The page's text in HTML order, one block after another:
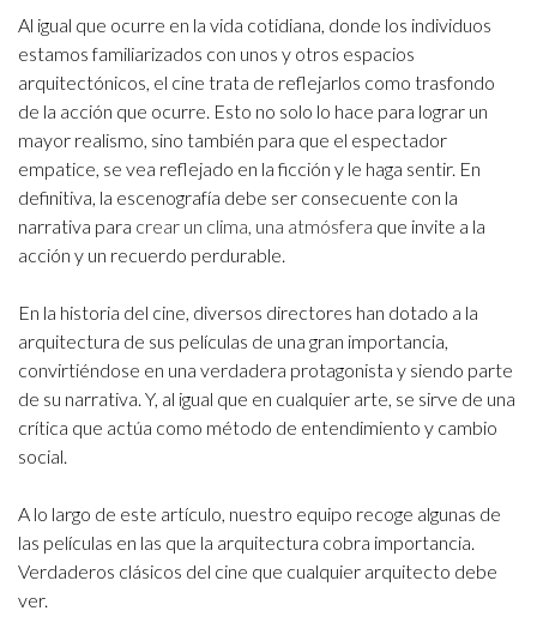
Al igual que ocurre en la vida cotidiana, donde los individuos
estamos familiarizados con unos y otros espacios
arquitectónicos, el cine trata de reflejarlos como trasfondo
de la acción que ocurre. Esto no solo lo hace para lograr un
mayor realismo, sino también para que el espectador
empatice, se vea reflejado en la ficción y le haga sentir. En
definitiva, la escenografía debe ser consecuente con la
narrativa para crear un clima, una atmósfera que invite a la
acción y un recuerdo perdurable.
En la historia del cine, diversos directores han dotado a la
arquitectura de sus películas de una gran importancia,
convirtiéndose en una verdadera protagonista y siendo parte
de su narrativa. Y, al igual que en cualquier arte, se sirve de una
crítica que actúa como método de entendimiento y cambio
social.
A lo largo de este artículo, nuestro equipo recoge algunas de
las películas en las que la arquitectura cobra importancia.
Verdaderos clásicos del cine que cualquier arquitecto debe
ver.